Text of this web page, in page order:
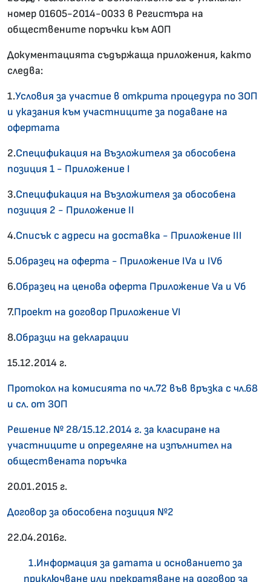
номер 01605-2014-0033 в Регистъра на
обществените поръчки към АОП
Документацията съдържаща приложения, както
следва:
1.Условия за участие в открита процедура по ЗОП
и указания към участниците за подаване на
офертата
2.Спецификация на Възложителя за обособена
позиция 1 - Приложение I
3.Спецификация на Възложителя за обособена
позиция 2 - Приложение II
4.Списък с адреси на доставка - Приложение III
5.Образец на оферта - Приложение IVа и IVб
6.Образец на ценова оферта Приложение Vа и Vб
7.Проект на договор Приложение VI
8.Образци на декларации
15.12.2014 г.
Протокол на комисията по чл.72 във връзка с чл.68
и сл. от ЗОП
Решение № 28/15.12.2014 г. за класиране на
участниците и определяне на изпълнител на
обществената поръчка
20.01.2015 г.
Договор за обособена позиция №2
22.04.2016г.
1.Информация за датата и основанието за
приключване или прекратяване на договор за